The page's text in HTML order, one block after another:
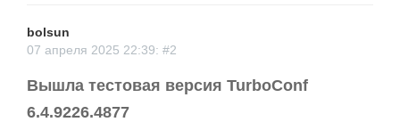
bolsun
07 апреля 2025 22:39: #2
Вышла тестовая версия TurboConf
6.4.9226.4877